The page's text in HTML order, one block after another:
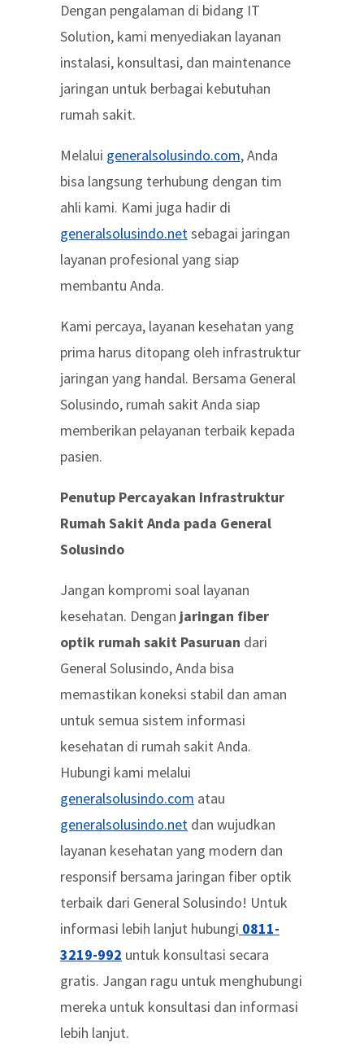
Dengan pengalaman di bidang IT
Solution, kami menyediakan layanan
instalasi, konsultasi, dan maintenance
jaringan untuk berbagai kebutuhan
rumah sakit.
Melalui generalsolusindo.com, Anda
bisa langsung terhubung dengan tim
ahli kami. Kami juga hadir di
generalsolusindo.netsebagai jaringan
layanan profesional yang siap
membantu Anda.
Kami percaya, layanan kesehatan yang
prima harus ditopang oleh infrastruktur
jaringan yang handal. Bersama General
Solusindo, rumah sakit Anda siap
memberikan pelayanan terbaik kepada
pasien.
Penutup Percayakan Infrastruktur
Rumah Sakit Anda pada General
Solusindo
Jangan kompromi soal layanan
kesehatan. Dengan jaringan fiber
optik rumah sakit Pasuruan dari
General Solusindo, Anda bisa
memastikan koneksi stabil dan aman
untuk semua sistem informasi
kesehatan di rumah sakit Anda.
Hubungi kami melalui
generalsolusindo.com atau
generalsolusindo.net dan wujudkan
layanan kesehatan yang modern dan
responsif bersama jaringan fiber optik
terbaik dari General Solusindo! Untuk
informasi lebih lanjut hubungi 0811-
3219-992 untuk konsultasi secara
gratis. Jangan ragu untuk menghubungi
mereka untuk konsultasi dan informasi
lebih lanjut.